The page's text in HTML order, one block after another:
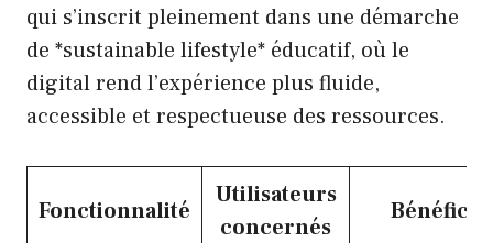
qui s’inscrit pleinement dans une démarche
de *sustainable lifestyle* éducatif, où le
digital rend l’expérience plus fluide,
accessible et respectueuse des ressources.
Fonctionnalité
Utilisateurs
concernés
Bénéfices